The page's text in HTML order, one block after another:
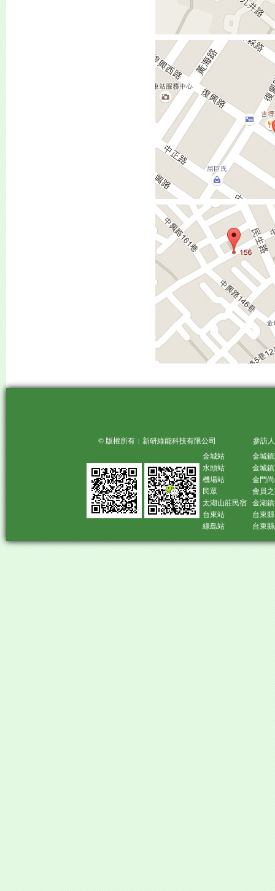
© 版權所有：新研綠能科技有限公司 參訪人
金城站
金城
水頭站
金城
機場站
金門
民眾
會員
太湖山莊民宿
金湖
台東站
台東
綠島站
台東